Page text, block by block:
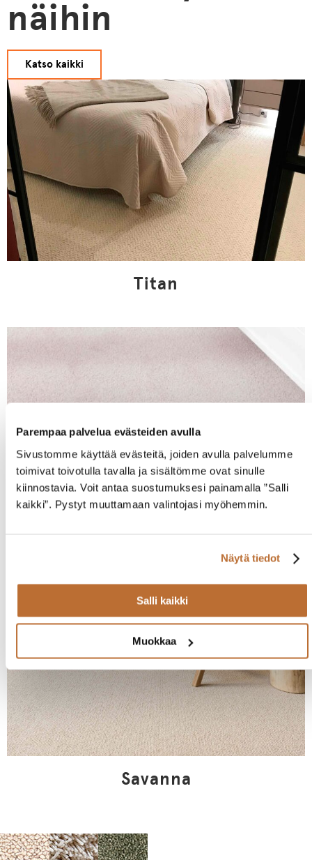
Parempaa palvelua evästeiden avulla
Sivustomme käyttää evästeitä, joiden avulla palvelumme
toimivat toivotulla tavalla ja sisältömme ovat sinulle
kiinnostavia. Voit antaa suostumuksesi painamalla ”Salli
kaikki”. Pystyt muuttamaan valintojasi myöhemmin.
Näytä tiedot
Salli kaikki
Muokkaa
näihin
Katso kaikki
Titan
Savanna